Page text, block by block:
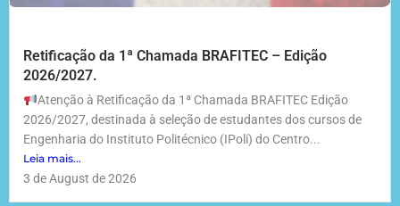
Retificação da 1ª Chamada BRAFITEC – Edição
2026/2027.
Atenção à Retificação da 1ª Chamada BRAFITEC Edição
2026/2027, destinada à seleção de estudantes dos cursos de
Engenharia do Instituto Politécnico (IPoli) do Centro...
Leia mais...
3 de August de 2026